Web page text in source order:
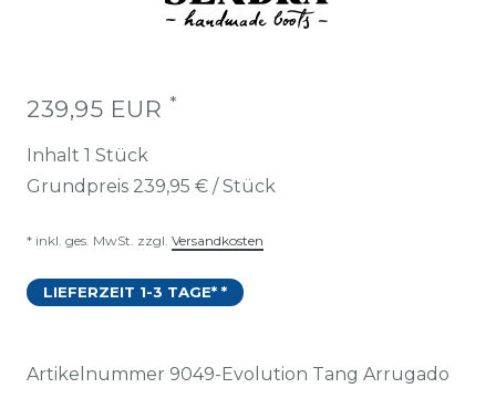
239,95 EUR *
Inhalt 1 Stück
Grundpreis 239,95 € / Stück
* inkl. ges. MwSt. zzgl. Versandkosten
LIEFERZEIT 1-3 TAGE* *
Artikelnummer 9049-Evolution Tang Arrugado